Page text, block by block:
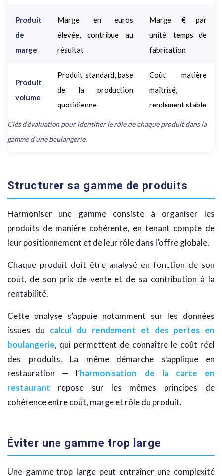
Clés d’évaluation pour identifier le rôle de chaque produit dans la
gamme d’une boulangerie.
Produit
de
marge
Marge en euros
élevée, contribue au
résultat
Marge € par
unité, temps de
fabrication
Produit
volume
Produit standard, base
de la production
quotidienne
Coût matière
maîtrisé,
rendement stable
Structurer sa gamme de produits
Harmoniser une gamme consiste à organiser les
produits de manière cohérente, en tenant compte de
leur positionnement et de leur rôle dans l’offre globale.
Chaque produit doit être analysé en fonction de son
coût, de son prix de vente et de sa contribution à la
rentabilité.
Cette analyse s’appuie notamment sur les données
issues du calcul du rendement et des pertes en
boulangerie, qui permettent de connaître le coût réel
des produits. La même démarche s’applique en
restauration — l’harmonisation de la carte en
restaurant repose sur les mêmes principes de
cohérence entre coût, marge et rôle du produit.
Éviter une gamme trop large
Une gamme trop large peut entraîner une complexité